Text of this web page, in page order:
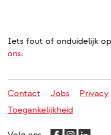
Iets fout of onduidelijk
ons.
Juridisch
menu
Contact Jobs Privacy
Toegankelijkheid